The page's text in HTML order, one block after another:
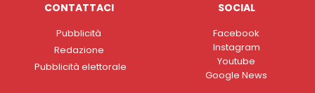
CONTATTACI
Pubblicità
Redazione
Pubblicità elettorale
SOCIAL
Facebook
Instagram
Youtube
Google News